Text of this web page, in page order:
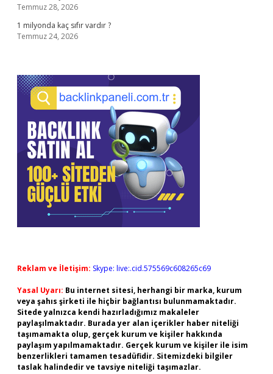
Temmuz 28, 2026
1 milyonda kaç sıfır vardır ?
Temmuz 24, 2026
Reklam ve İletişim: Skype: live:.cid.575569c608265c69
Yasal Uyarı: Bu internet sitesi, herhangi bir marka, kurum
veya şahıs şirketi ile hiçbir bağlantısı bulunmamaktadır.
Sitede yalnızca kendi hazırladığımız makaleler
paylaşılmaktadır. Burada yer alan içerikler haber niteliği
taşımamakta olup, gerçek kurum ve kişiler hakkında
paylaşım yapılmamaktadır. Gerçek kurum ve kişiler ile isim
benzerlikleri tamamen tesadüfidir. Sitemizdeki bilgiler
taslak halindedir ve tavsiye niteliği taşımazlar.